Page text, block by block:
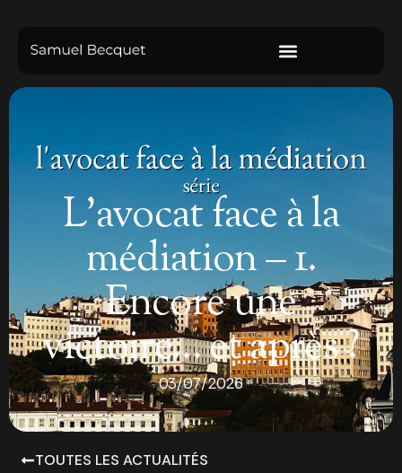
L’avocat face à la
médiation – 1.
Encore une
victoire… et après ?
03/07/2026
TOUTES LES ACTUALITÉS